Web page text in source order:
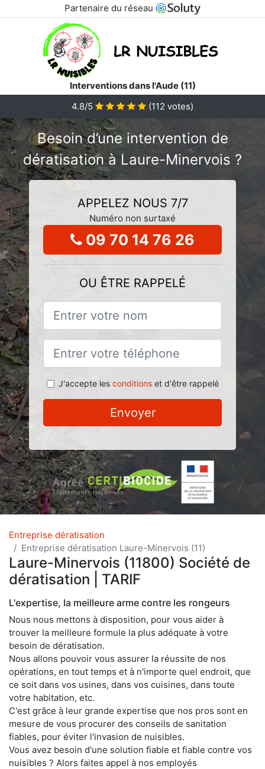
Partenaire du réseau
Interventions dans l'Aude (11)
4.8/5
(112 votes)
Besoin d’une intervention de
dératisation à Laure-Minervois ?
APPELEZ NOUS 7/7
Numéro non surtaxé
09 70 14 76 26
OU ÊTRE RAPPELÉ
J'accepte les conditionset d'être rappelé
Envoyer
Entreprise dératisation
Entreprise dératisation Laure-Minervois (11)
Laure-Minervois (11800) Société de
dératisation | TARIF
L'expertise, la meilleure arme contre les rongeurs
Nous nous mettons à disposition, pour vous aider à
trouver la meilleure formule la plus adéquate à votre
besoin de dératisation.
Nous allons pouvoir vous assurer la réussite de nos
opérations, en tout temps et à n'importe quel endroit, que
ce soit dans vos usines, dans vos cuisines, dans toute
votre habitation, etc.
C'est grâce à leur grande expertise que nos pros sont en
mesure de vous procurer des conseils de sanitation
fiables, pour éviter l'invasion de nuisibles.
Vous avez besoin d'une solution fiable et fiable contre vos
nuisibles ? Alors faites appel à nos employés